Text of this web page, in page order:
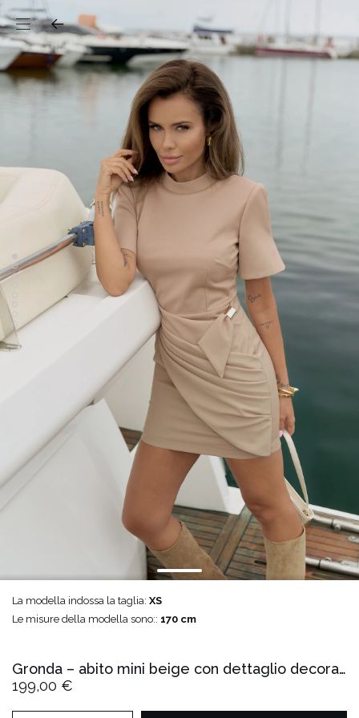
Gronda – abito mini beige con dettaglio decorativo
199,00 €
La modella indossa la taglia: XS
Le misure della modella sono:: 170 cm